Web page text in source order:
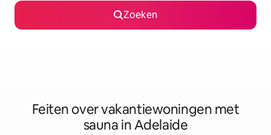
Zoeken
Feiten over vakantiewoningen met
sauna in Adelaide